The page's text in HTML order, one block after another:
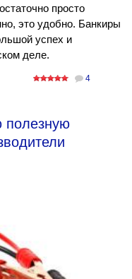
просто
это удобно. Банкиры
успех и
деле.
4
полезную